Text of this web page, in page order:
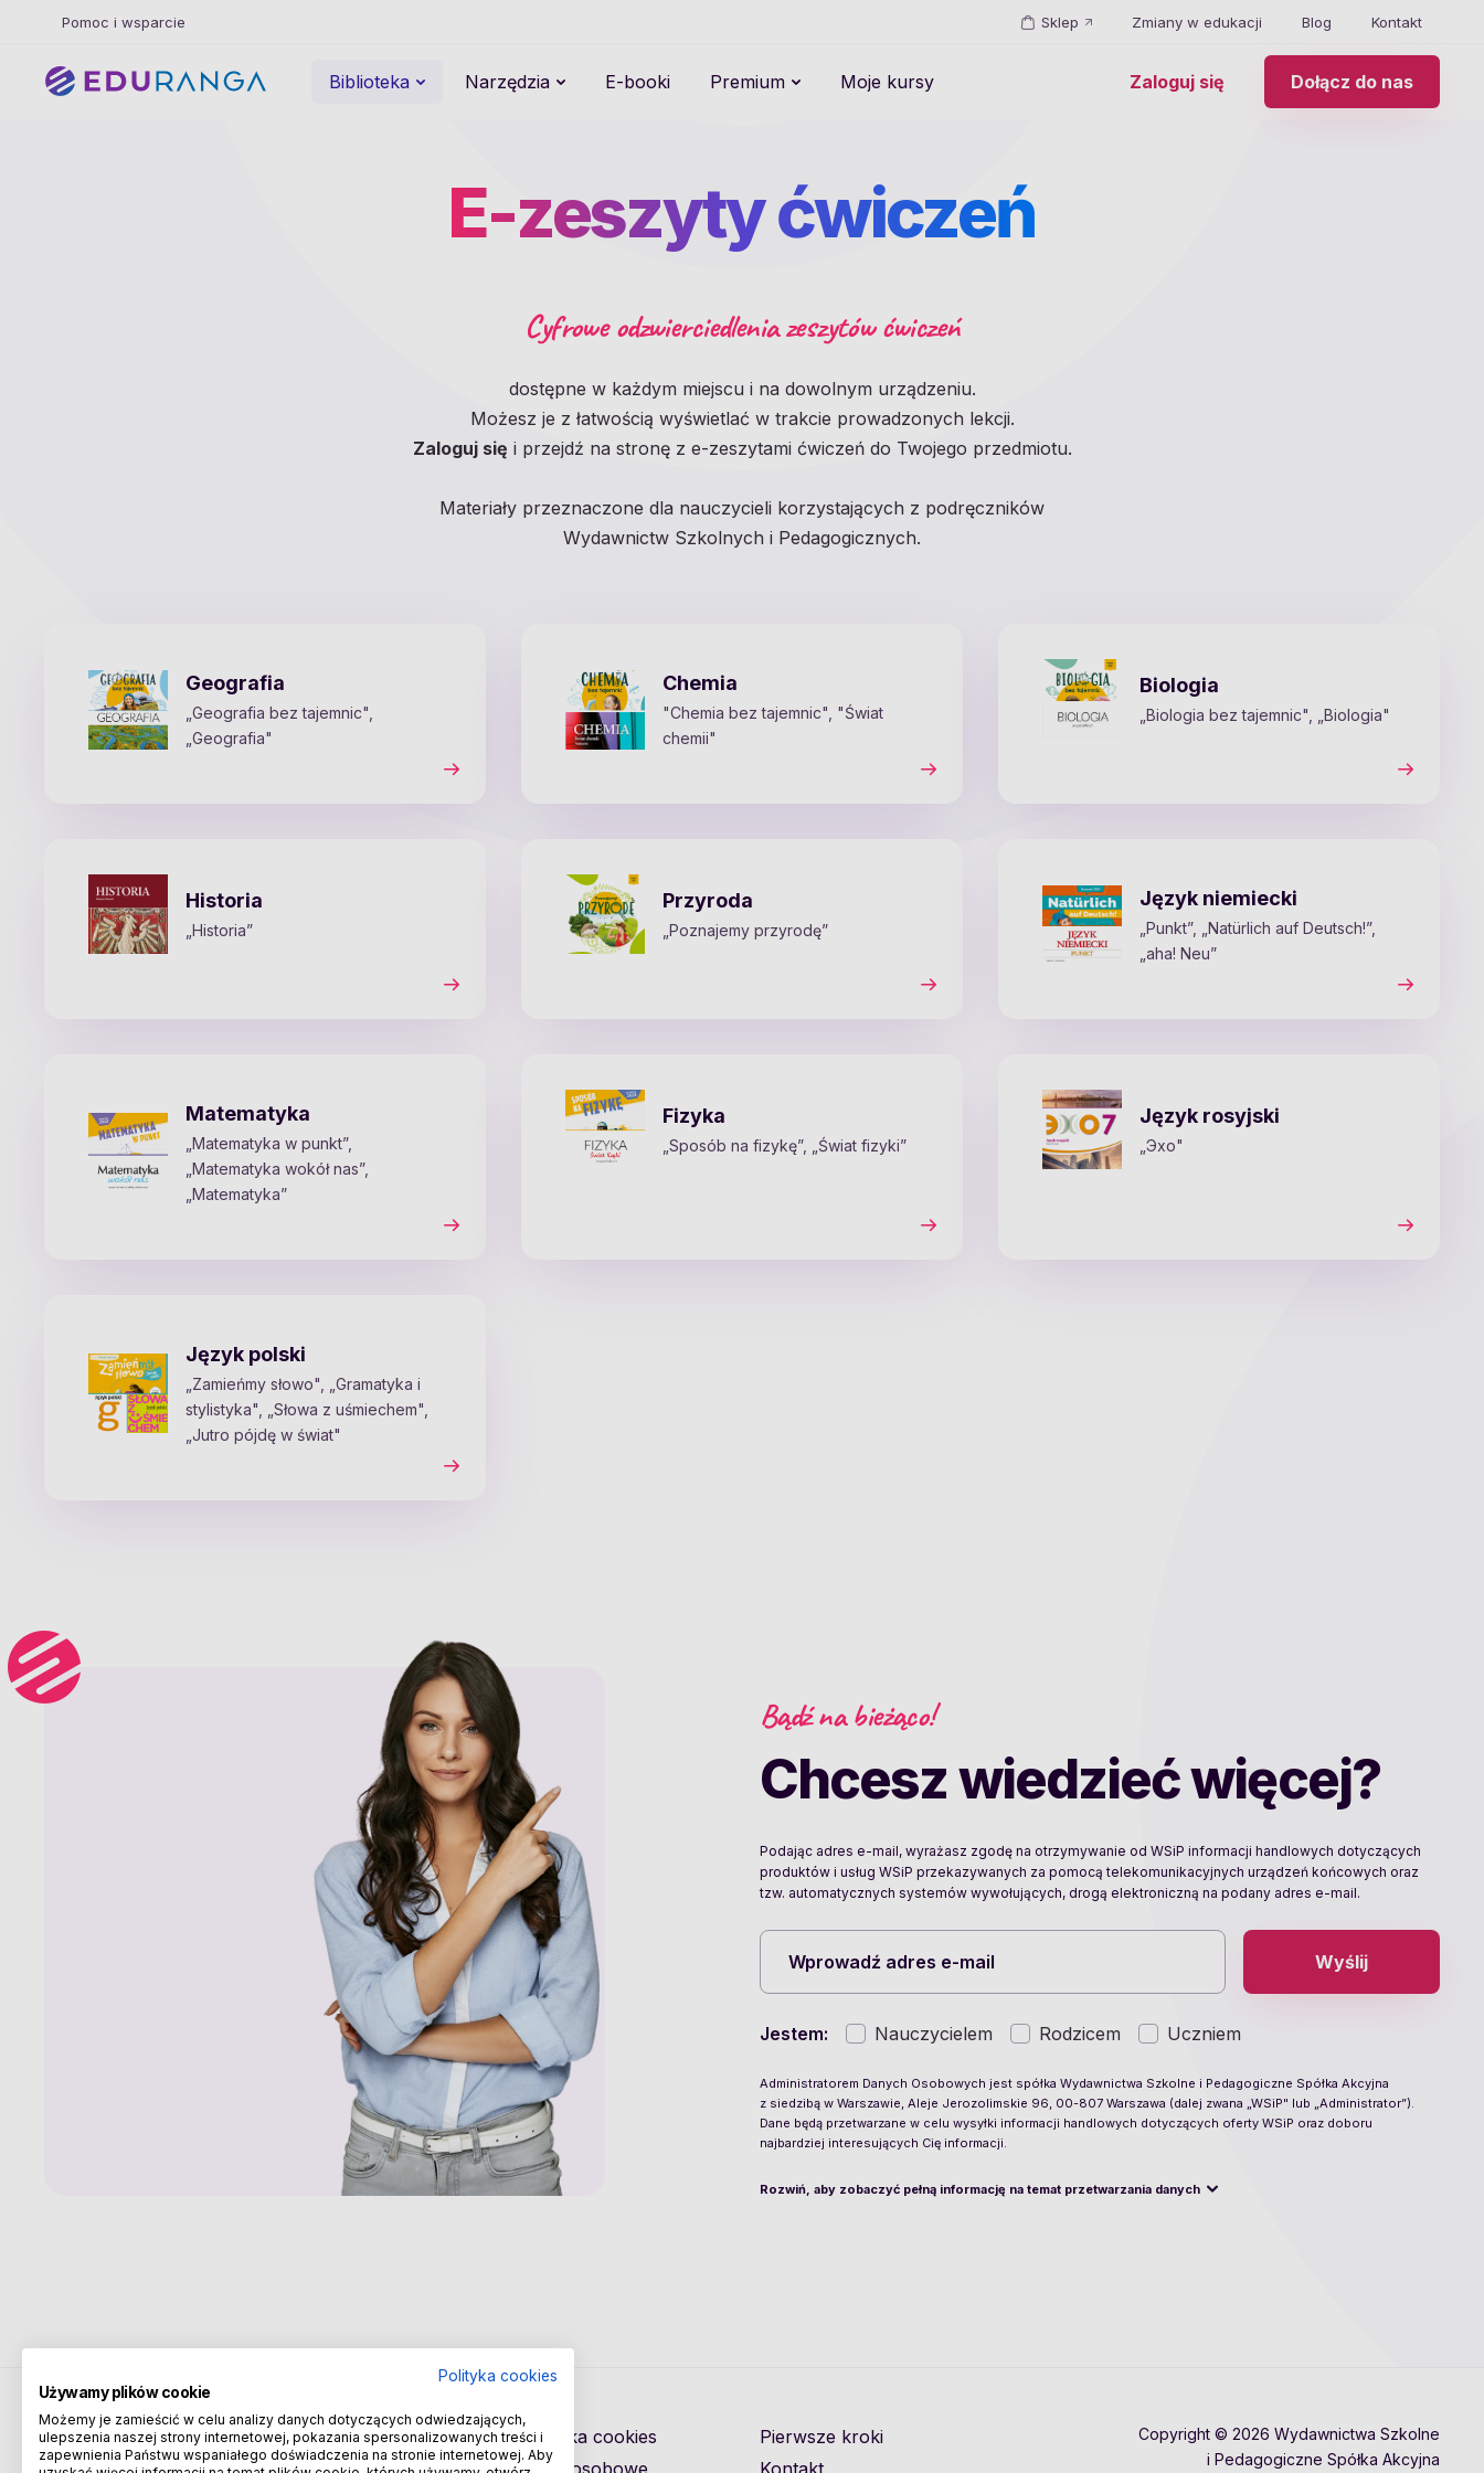
Pomoc i wsparcie Sklep Zmiany w edukacji Blog Kontakt
Biblioteka Narzędzia E-booki Premium Moje kursy Zaloguj się Dołącz do nas
E-zeszyty ćwiczeń
Cyfrowe odzwierciedlenia zeszytów ćwiczeń
dostępne w każdym miejscu i na dowolnym urządzeniu.
Możesz je z łatwością wyświetlać w trakcie prowadzonych lekcji.
Zaloguj się i przejdź na stronę z e-zeszytami ćwiczeń do Twojego przedmiotu.
Materiały przeznaczone dla nauczycieli korzystających z podręczników
Wydawnictw Szkolnych i Pedagogicznych.
Geografia
„Geografia bez tajemnic",
„Geografia"
Chemia
"Chemia bez tajemnic", "Świat
chemii"
Biologia
„Biologia bez tajemnic", „Biologia"
Historia
„Historia”
Przyroda
„Poznajemy przyrodę”
Język niemiecki
„Punkt”, „Natürlich auf Deutsch!”,
„aha! Neu”
Matematyka
„Matematyka w punkt”,
„Matematyka wokół nas”,
„Matematyka”
Fizyka
„Sposób na fizykę”, „Świat fizyki”
Język rosyjski
„Эхо"
Język polski
„Zamieńmy słowo", „Gramatyka i
stylistyka", „Słowa z uśmiechem",
„Jutro pójdę w świat"
Bądź na bieżąco!
Chcesz wiedzieć więcej?
Podając adres e-mail, wyrażasz zgodę na otrzymywanie od WSiP informacji handlowych dotyczących
produktów i usług WSiP przekazywanych za pomocą telekomunikacyjnych urządzeń końcowych oraz
tzw. automatycznych systemów wywołujących, drogą elektroniczną na podany adres e-mail.
Jestem: Nauczycielem Rodzicem Uczniem
Wyślij
Administratorem Danych Osobowych jest spółka Wydawnictwa Szkolne i Pedagogiczne Spółka Akcyjna
z siedzibą w Warszawie, Aleje Jerozolimskie 96, 00-807 Warszawa (dalej zwana „WSiP" lub „Administrator”).
Dane będą przetwarzane w celu wysyłki informacji handlowych dotyczących oferty WSiP oraz doboru
najbardziej interesujących Cię informacji.
Rozwiń, aby zobaczyć pełną informację na temat przetwarzania danych
Polityka cookies
Dane osobowe
Pierwsze kroki
Kontakt
Copyright © 2026 Wydawnictwa Szkolne
i Pedagogiczne Spółka Akcyjna
Polityka cookies
Używamy plików cookie
Możemy je zamieścić w celu analizy danych dotyczących odwiedzających,
ulepszenia naszej strony internetowej, pokazania spersonalizowanych treści i
zapewnienia Państwu wspaniałego doświadczenia na stronie internetowej. Aby